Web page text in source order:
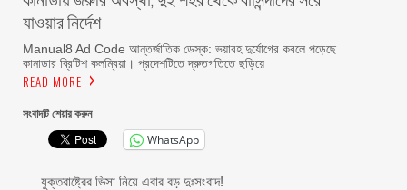
যাওয়ার নির্দেশ
Manual8 Ad Code আন্তর্জাতিক ডেস্ক: ভয়াবহ দুর্যোগের কবলে পড়েছে
কানাডার ব্রিটিশ কলম্বিয়া। প্রদেশটিতে দ্রুতগতিতে ছড়িয়ে
READ MORE
সংবাদটি শেয়ার করুন
WhatsApp
যুক্তরাষ্ট্রের ভিসা নিয়ে এবার বড় দুঃসংবাদ!